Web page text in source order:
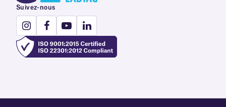
Suivez-nous